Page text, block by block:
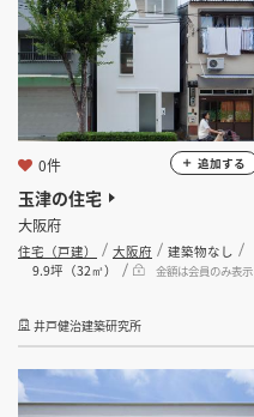
玉津の住宅
大阪府
住宅（戸建） 大阪府
建築物なし
9.9坪（32㎡）
金額は会員のみ表示
井戸健治建築研究所
0件 追加する